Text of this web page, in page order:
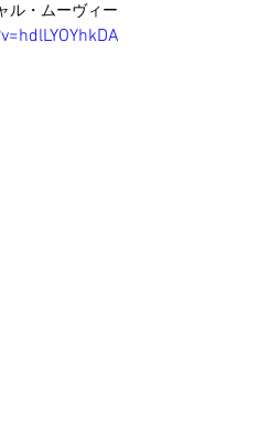
ル・ムーヴィー